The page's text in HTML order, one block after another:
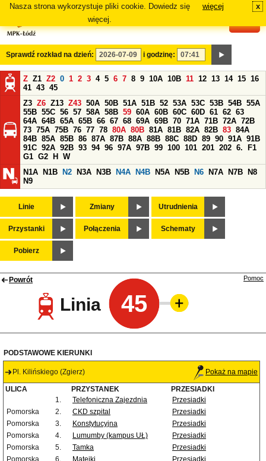
Nasza strona wykorzystuje pliki cookie. Dowiedz się
więcej.
więcej x
Sprawdź rozkład na dzień: i godzinę:
Z Z1 Z2 0 1 2 3 4 5 6 7 8 9 10A 10B 11 12 13 14 15 16
41 43 45
Z3 Z6 Z13 Z43 50A 50B 51A 51B 52 53A 53C 53B 54B 55A
55B 55C 56 57 58A 58B 59 60A 60B 60C 60D 61 62 63
64A 64B 65A 65B 66 67 68 69A 69B 70 71A 71B 72A 72B
73 75A 75B 76 77 78 80A 80B 81A 81B 82A 82B 83 84A
84B 85A 85B 86 87A 87B 88A 88B 88C 88D 89 90 91A 91B
91C 92A 92B 93 94 96 97A 97B 99 100 101 201 202 6.
F1
G1 G2 H
W
N1A
N1B N2 N3A N3B N4A N4B N5A N5B N6 N7A N7B
N8
N9
Linie Zmiany Utrudnienia
Przystanki Połączenia Schematy
Pobierz
Powrót
Linia 45
Pomoc
PODSTAWOWE KIERUNKI
Pl. Kilińskiego (Zgierz) Pokaż na mapie
ULICA PRZYSTANEK
PRZESIADKI
1.
Telefoniczna Zajezdnia
Przesiadki
Pomorska
2. CKD szpital
Przesiadki
Pomorska
3. Konstytucyjna
Przesiadki
Pomorska
4. Lumumby (kampus UŁ)
Przesiadki
Pomorska
5. Tamka
Przesiadki
Pomorska
6. Matejki
Przesiadki